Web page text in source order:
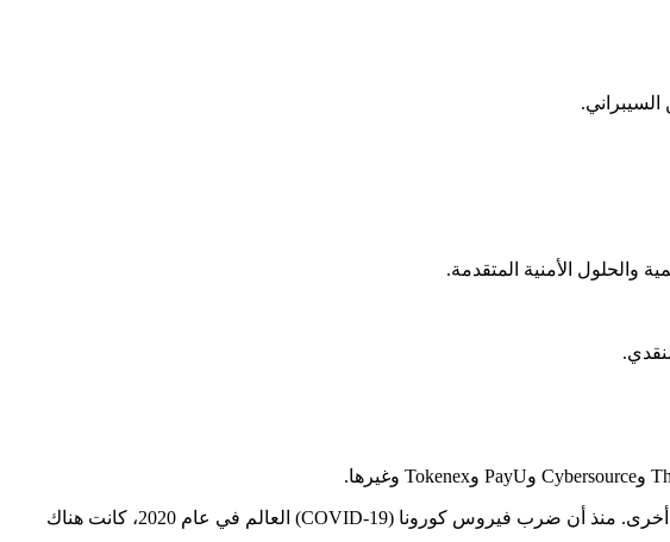
أدى جائحة كوفيد-19 إلى زيادة عمليات الاحتيال والهجمات الإلكترونية وهجمات برامج الفدية وغسل الأموال، من بين أمور أخرى. منذ أن ضرب فيروس كورونا (COVID-19) العالم في عام 2020، كانت هناك